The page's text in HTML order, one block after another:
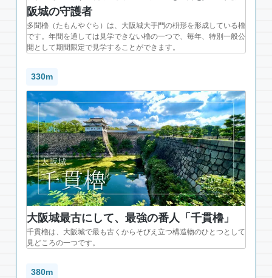
阪城の守護者
多聞櫓（たもんやぐら）は、大阪城大手門の枡形を形成している櫓
です。年間を通しては見学できない櫓の一つで、毎年、特別一般公
開として期間限定で見学することができます。
330m
大阪城最古にして、最強の番人「千貫櫓」
千貫櫓は、大阪城で最も古くからそびえ立つ構造物のひとつとして
見どころの一つです。
380m